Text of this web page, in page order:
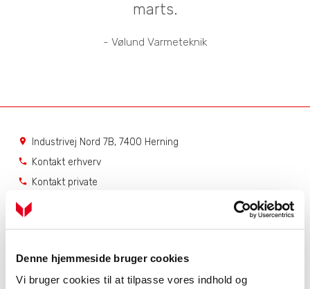
Denne hjemmeside bruger cookies
Vi bruger cookies til at tilpasse vores indhold og
marts.
- Vølund Varmeteknik
location_on Industrivej Nord 7B, 7400 Herning
phone Kontakt erhverv
phone Kontakt private
Service
Få hjælp til dit produkt
Bestil serviceabonnement
NIBE Uplink